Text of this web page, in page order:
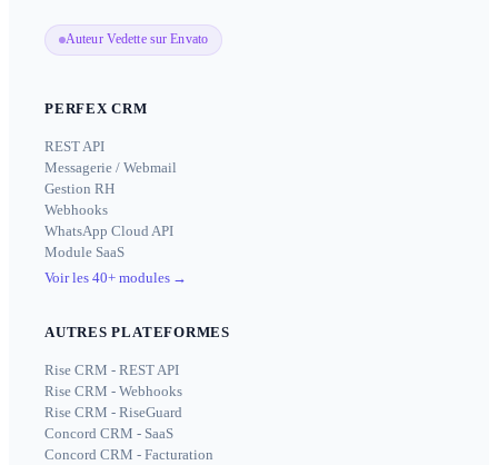
Auteur Vedette sur Envato
PERFEX CRM
REST API
Messagerie / Webmail
Gestion RH
Webhooks
WhatsApp Cloud API
Module SaaS
Voir les 40+ modules →
AUTRES PLATEFORMES
Rise CRM - REST API
Rise CRM - Webhooks
Rise CRM - RiseGuard
Concord CRM - SaaS
Concord CRM - Facturation